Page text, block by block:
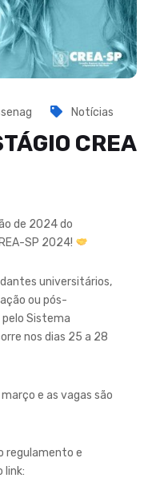
Notícias
CREA
de 2024 do
SP 2024!
universitários,
ou pós-
pelo Sistema
nos dias 25 a 28
e as vagas são
regulamento e
link: